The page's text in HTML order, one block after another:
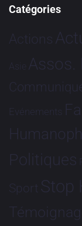
Catégories
Actions
Asie Assos.
Evénements
Politiques
Sport Stop